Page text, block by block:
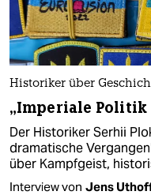
Historiker über
„Imperiale
Der Historiker Serhii
dramatische
über Kampfgeist,
Interview von Jens